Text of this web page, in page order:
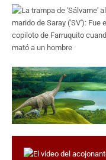
DIRECTORIOS
LO ÚLTIMO
TEMAS
PERSONAJES
ORGANISMOS
LUGARES